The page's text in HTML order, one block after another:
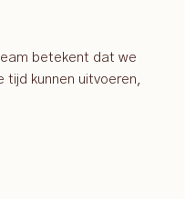
betekent dat we
tijd kunnen uitvoeren,